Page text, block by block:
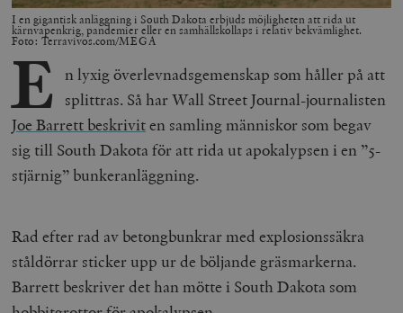
I en gigantisk anläggning i South Dakota erbjuds möjligheten att rida ut
kärnvapenkrig, pandemier eller en samhällskollaps i relativ bekvämlighet.
Foto: Terravivos.com/MEGA
E
n lyxig överlevnadsgemenskap som håller på att
splittras. Så har Wall Street Journal-journalisten
Joe Barrett beskriviten samling människor som begav
sig till South Dakota för att rida ut apokalypsen i en ”5-
stjärnig” bunkeranläggning.
Rad efter rad av betongbunkrar med explosionssäkra
ståldörrar sticker upp ur de böljande gräsmarkerna.
Barrett beskriver det han mötte i South Dakota som